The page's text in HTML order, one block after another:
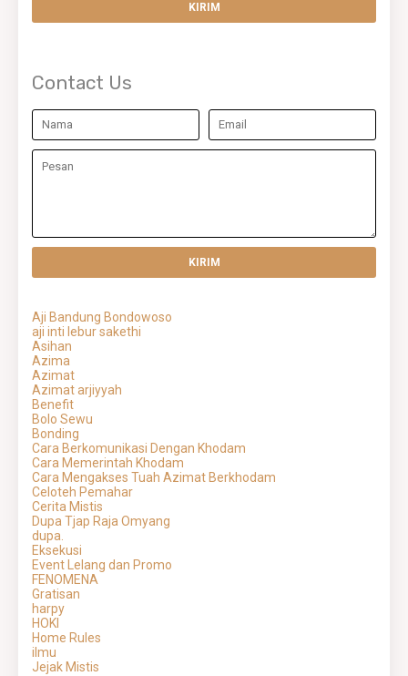
Contact Us
Aji Bandung Bondowoso
aji inti lebur sakethi
Asihan
Azima
Azimat
Azimat arjiyyah
Benefit
Bolo Sewu
Bonding
Cara Berkomunikasi Dengan Khodam
Cara Memerintah Khodam
Cara Mengakses Tuah Azimat Berkhodam
Celoteh Pemahar
Cerita Mistis
Dupa Tjap Raja Omyang
dupa.
Eksekusi
Event Lelang dan Promo
FENOMENA
Gratisan
harpy
HOKI
Home Rules
ilmu
Jejak Mistis